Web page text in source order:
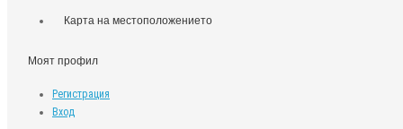
Карта на местоположението
Моят профил
Регистрация
Вход